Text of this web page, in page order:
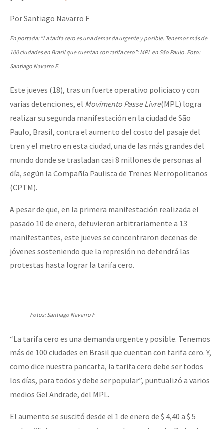
La Sexta
AutonomÍa y Resistencia
Migración
Presos
Mujeres
Niñxs
ETIQUETAS
Audio
Fotorreportaje
Video
Medios Libres
COVID-19
Eventos
Dia 1: Encontro “Guerra contra a Humanidade”
“Sonhando a Terra do Bem Virá” se publica no Estado Espanhol
Se o México sabe, que o mundo saiba! Nossas lutas pela
[25 abr – CDMX] Tokín por el CNI: 30 años de Resistencia y
Por Santiago Navarro F
En portada: “La tarifa cero es una demanda urgente y posible. Tenemos más de
100 ciudades en Brasil que cuentan con tarifa cero”: MPL en São Paulo. Foto:
Santiago Navarro F.
Este jueves (18), tras un fuerte operativo policiaco y con
varias detenciones, el Movimento Passe Livre(MPL) logra
realizar su segunda manifestación en la ciudad de São
Paulo, Brasil, contra el aumento del costo del pasaje del
tren y el metro en esta ciudad, una de las más grandes del
mundo donde se trasladan casi 8 millones de personas al
día, según la Compañía Paulista de Trenes Metropolitanos
(CPTM).
A pesar de que, en la primera manifestación realizada el
pasado 10 de enero, detuvieron arbitrariamente a 13
manifestantes, este jueves se concentraron decenas de
jóvenes sosteniendo que la represión no detendrá las
protestas hasta lograr la tarifa cero.
Fotos: Santiago Navarro F
“La tarifa cero es una demanda urgente y posible. Tenemos
más de 100 ciudades en Brasil que cuentan con tarifa cero. Y,
como dice nuestra pancarta, la tarifa cero debe ser todos
los días, para todos y debe ser popular”, puntualizó a varios
medios Gel Andrade, del MPL.
El aumento se suscitó desde el 1 de enero de $ 4,40 a $ 5